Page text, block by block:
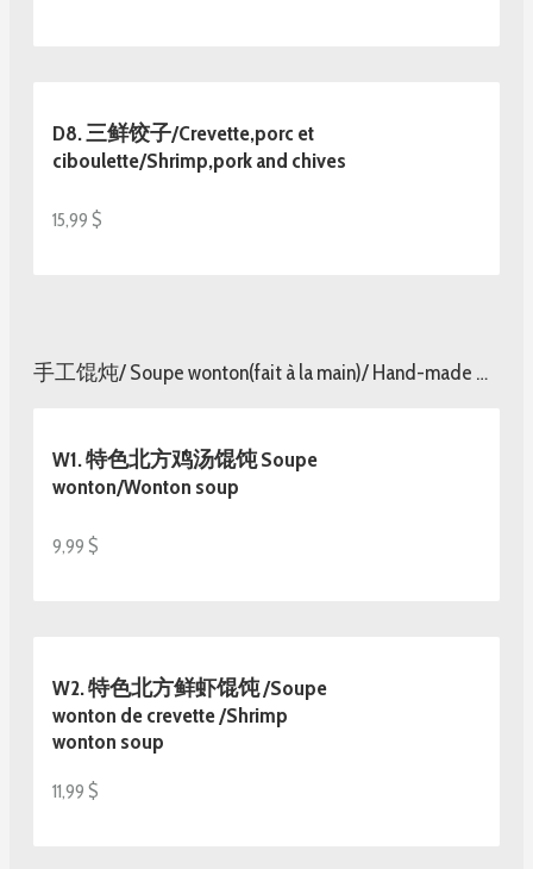
D8. 三鲜饺子/Crevette,porc et
ciboulette/Shrimp,pork and chives
15,99 $
手工馄炖/ Soupe wonton(fait à la main)/ Hand-made Wonton soup
W1. 特色北方鸡汤馄饨 Soupe
wonton/Wonton soup
9,99 $
W2. 特色北方鲜虾馄饨 /Soupe
wonton de crevette /Shrimp
wonton soup
11,99 $